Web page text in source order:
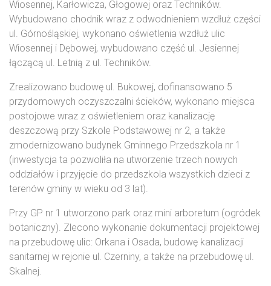
Wiosennej, Karłowicza, Głogowej oraz Techników.
Wybudowano chodnik wraz z odwodnieniem wzdłuż części
ul. Górnośląskiej, wykonano oświetlenia wzdłuż ulic
Wiosennej i Dębowej, wybudowano część ul. Jesiennej
łączącą ul. Letnią z ul. Techników.
Zrealizowano budowę ul. Bukowej, dofinansowano 5
przydomowych oczyszczalni ścieków, wykonano miejsca
postojowe wraz z oświetleniem oraz kanalizację
deszczową przy Szkole Podstawowej nr 2, a także
zmodernizowano budynek Gminnego Przedszkola nr 1
(inwestycja ta pozwoliła na utworzenie trzech nowych
oddziałów i przyjęcie do przedszkola wszystkich dzieci z
terenów gminy w wieku od 3 lat).
Przy GP nr 1 utworzono park oraz mini arboretum (ogródek
botaniczny). Zlecono wykonanie dokumentacji projektowej
na przebudowę ulic: Orkana i Osada, budowę kanalizacji
sanitarnej w rejonie ul. Czerniny, a także na przebudowę ul.
Skalnej.